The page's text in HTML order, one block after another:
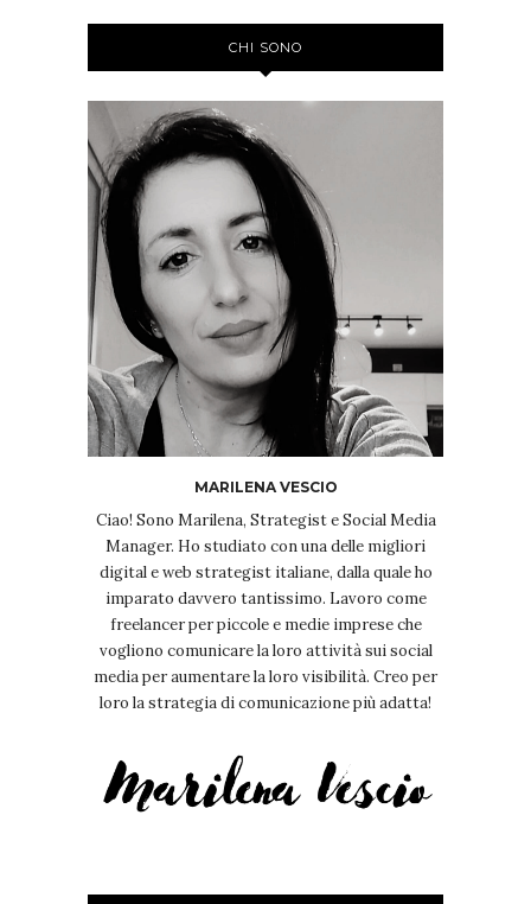
CHI SONO
MARILENA VESCIO
Ciao! Sono Marilena, Strategist e Social Media
Manager. Ho studiato con una delle migliori
digital e web strategist italiane, dalla quale ho
imparato davvero tantissimo. Lavoro come
freelancer per piccole e medie imprese che
vogliono comunicare la loro attività sui social
media per aumentare la loro visibilità. Creo per
loro la strategia di comunicazione più adatta!